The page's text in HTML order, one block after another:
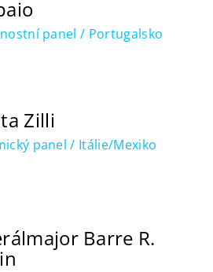
panel / Portugalsko
Zilli
panel / Itálie/Mexiko
Barre R.